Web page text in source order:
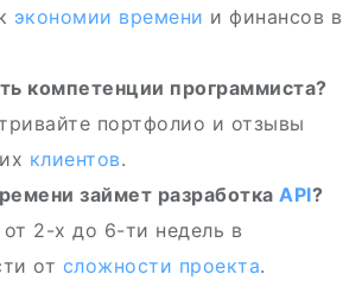
экономии времени и финансов в
компетенции программиста?
портфолио и отзывы
клиентов.
займет разработка API?
2-х до 6-ти недель в
от сложности проекта.